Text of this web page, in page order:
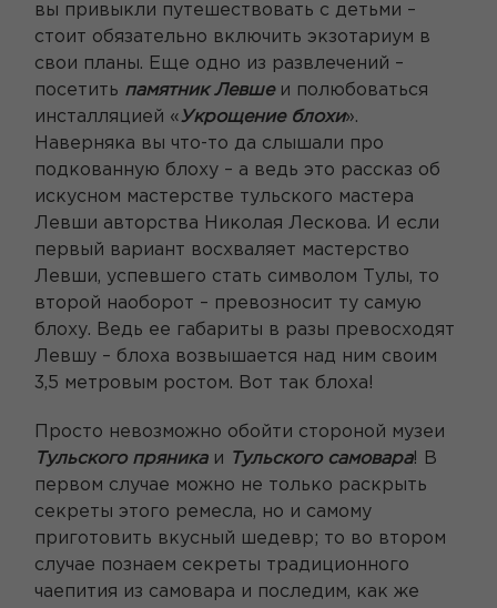
вы привыкли путешествовать с детьми –
стоит обязательно включить экзотариум в
свои планы. Еще одно из развлечений –
посетить памятник Левшеи полюбоваться
инсталляцией « Укрощение блохи».
Наверняка вы что-то да слышали про
подкованную блоху – а ведь это рассказ об
искусном мастерстве тульского мастера
Левши авторства Николая Лескова. И если
первый вариант восхваляет мастерство
Левши, успевшего стать символом Тулы, то
второй наоборот – превозносит ту самую
блоху. Ведь ее габариты в разы превосходят
Левшу – блоха возвышается над ним своим
3,5 метровым ростом. Вот так блоха!
Просто невозможно обойти стороной музеи
Тульского пряника и Тульского самовара! В
первом случае можно не только раскрыть
секреты этого ремесла, но и самому
приготовить вкусный шедевр; то во втором
случае познаем секреты традиционного
чаепития из самовара и последим, как же